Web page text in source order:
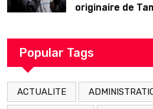
originaire de
arrestation
Popular Tags
ACTUALITE